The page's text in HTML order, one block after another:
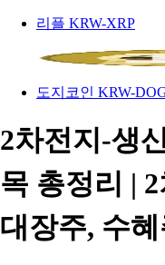
리플 KRW-XRP
도지코인 KRW-
2차전지-생
목 총정리 |
대장주, 수